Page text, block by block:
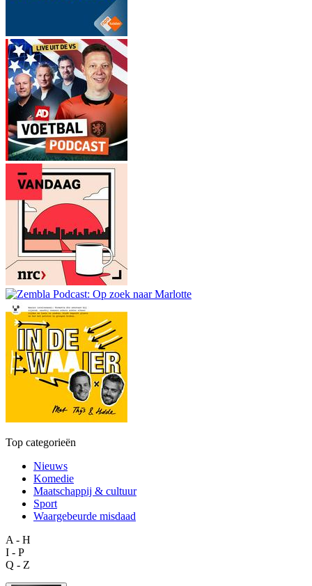
Top categorieën
Nieuws
Komedie
Maatschappij & cultuur
Sport
Waargebeurde misdaad
A - H
I - P
Q - Z